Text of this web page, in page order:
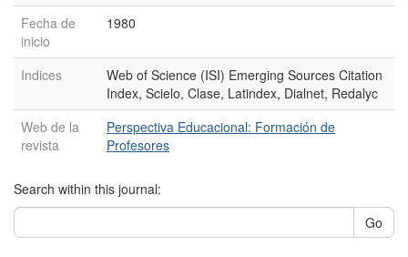
Fecha de
inicio
1980
Indices
Web of Science (ISI) Emerging Sources Citation
Index, Scielo, Clase, Latindex, Dialnet, Redalyc
Web de la
revista
Perspectiva Educacional: Formación de
Profesores
Search within this journal:
Go